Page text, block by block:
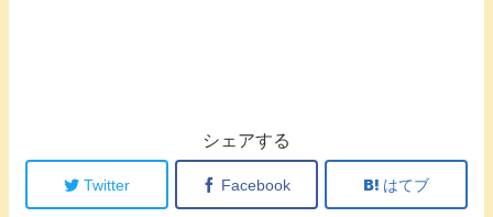
シェアする
Twitter Facebook はてブ